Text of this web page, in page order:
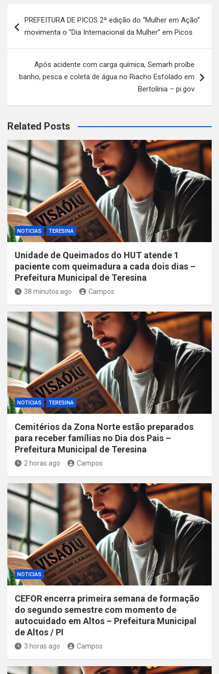
de
PREFEITURA DE PICOS 2ª edição do “Mulher em Ação”
movimenta o “Dia Internacional da Mulher” em Picos
Após acidente com carga química, Semarh proíbe
banho, pesca e coleta de água no Riacho Esfolado em
Bertolínia – pi.gov
Related Posts
NOTICIAS TERESINA
Unidade de Queimados do HUT atende 1
paciente com queimadura a cada dois dias –
Prefeitura Municipal de Teresina
38 minutos ago Campos
NOTICIAS TERESINA
Cemitérios da Zona Norte estão preparados
para receber famílias no Dia dos Pais –
Prefeitura Municipal de Teresina
2 horas ago Campos
NOTICIAS
CEFOR encerra primeira semana de formação
do segundo semestre com momento de
autocuidado em Altos – Prefeitura Municipal
de Altos / PI
3 horas ago Campos